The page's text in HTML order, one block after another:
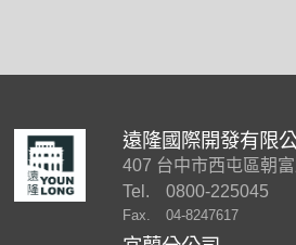
遠隆國際開發有限
407 台中市西屯區朝
Tel.
0800-225045
Fax. 04-8247617